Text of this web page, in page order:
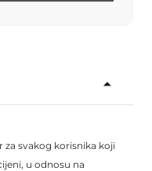
za svakog korisnika koji
u odnosu na